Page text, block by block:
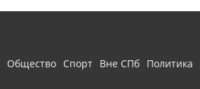
Общество Спорт Вне СПб Политика